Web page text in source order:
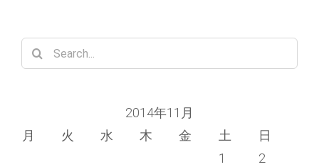
Search
for:
2014年11月
月
火 水 木 金 土
日
1
2